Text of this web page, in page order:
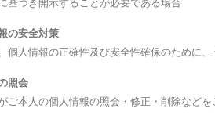
基づき開示することが必要である場合
の安全対策
個人情報の正確性及び安全性確保のために
照会
ご本人の個人情報の照会・修正・削除など